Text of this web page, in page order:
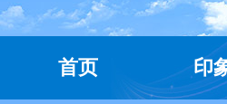
首页 印